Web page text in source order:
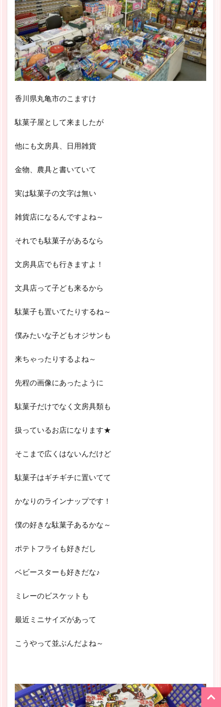
香川県丸亀市のこますけ
駄菓子屋として来ましたが
他にも文房具、日用雑貨
金物、農具と書いていて
実は駄菓子の文字は無い
雑貨店になるんですよね～
それでも駄菓子があるなら
文房具店でも行きますよ！
文具店って子ども来るから
駄菓子も置いてたりするね～
僕みたいな子どもオジサンも
来ちゃったりするよね～
先程の画像にあったように
駄菓子だけでなく文房具類も
扱っているお店になります★
そこまで広くはないんだけど
駄菓子はギチギチに置いてて
かなりのラインナップです！
僕の好きな駄菓子あるかな～
ポテトフライも好きだし
ベビースターも好きだな♪
ミレーのビスケットも
最近ミニサイズがあって
こうやって並ぶんだよね～